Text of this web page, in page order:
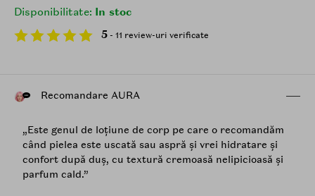
Disponibilitate: In stoc
5 - 11 review-uri verificate
Recomandare AURA
„Este genul de loțiune de corp pe care o recomandăm
când pielea este uscată sau aspră și vrei hidratare și
confort după duș, cu textură cremoasă nelipicioasă și
parfum cald.”